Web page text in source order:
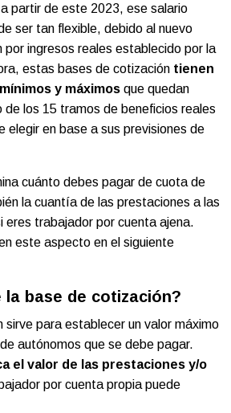
partir de este 2023, ese salario
ser tan flexible, debido al nuevo
ingresos reales establecido por la
estas bases de cotización tienen
y máximos que quedan
de los 15 tramos de beneficios reales
elegir en base a sus previsiones de
cuánto debes pagar de cuota de
la cuantía de las prestaciones a las
eres trabajador por cuenta ajena.
este aspecto en el siguiente
la base de cotización?
sirve para establecer un valor máximo
autónomos que se debe pagar.
el valor de las prestaciones y/o
por cuenta propia puede